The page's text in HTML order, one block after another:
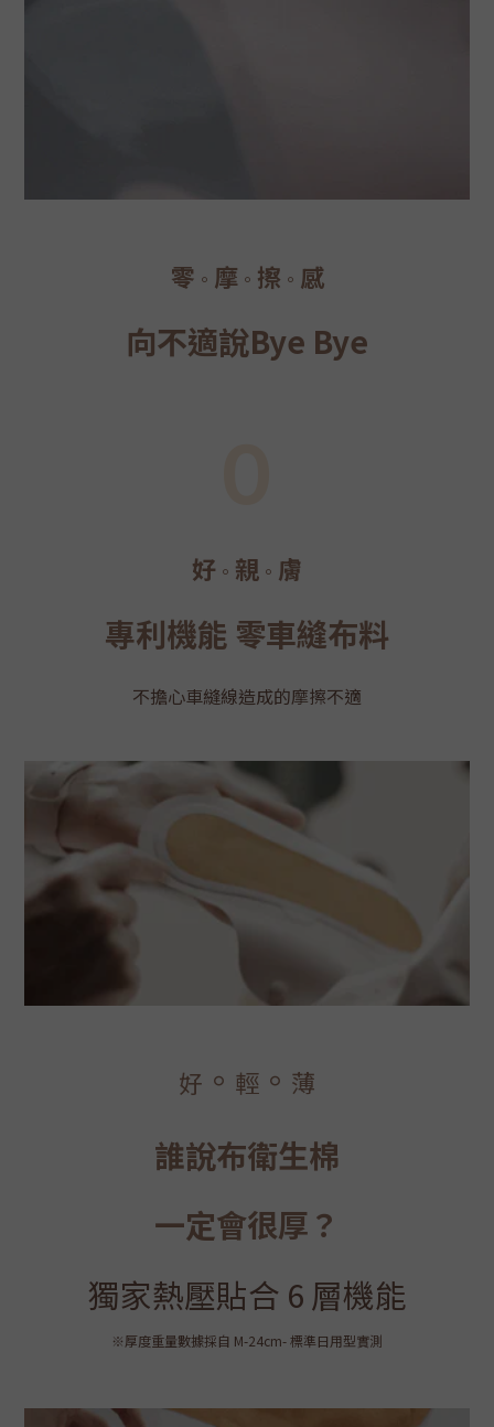
零 。 摩。 擦 。 感
向不適說Bye Bye
好 。 親 。 膚
專利機能 零車縫布料
不擔心車縫線造成的摩擦不適
好 。 輕 。 薄
誰說布衛生棉
一定會很厚？
獨家熱壓貼合 6 層機能
※厚度重量數據採自 M-24cm- 標準日用型實測